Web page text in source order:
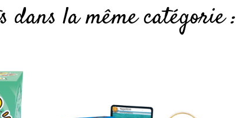
dans la même catégorie :